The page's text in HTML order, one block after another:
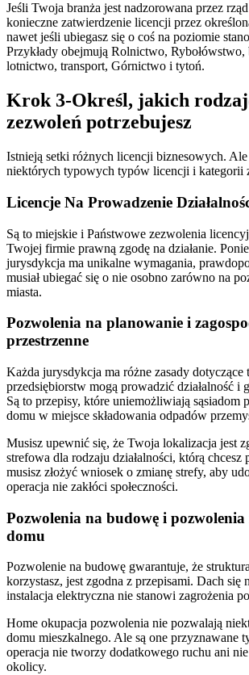
Jeśli Twoja branża jest nadzorowana przez
konieczne zatwierdzenie licencji przez
nawet jeśli ubiegasz się o coś na poziomie
Przykłady obejmują Rolnictwo, Rybołówstwo,
lotnictwo, transport, Górnictwo i tytoń.
Krok 3-Określ, jakich
zezwoleń potrzebujesz
Istnieją setki różnych licencji biznesowych.
niektórych typowych typów licencji i kategorii
Licencje Na Prowadzenie
Są to miejskie i Państwowe zezwolenia
Twojej firmie prawną zgodę na działanie.
jurysdykcja ma unikalne wymagania,
musiał ubiegać się o nie osobno zarówno na
miasta.
Pozwolenia na planowanie i
przestrzenne
Każda jurysdykcja ma różne zasady dotyczące
przedsiębiorstw mogą prowadzić działalność i
Są to przepisy, które uniemożliwiają sąsiadom
domu w miejsce składowania odpadów
Musisz upewnić się, że Twoja lokalizacja jest
strefowa dla rodzaju działalności, którą chcesz
musisz złożyć wniosek o zmianę strefy, aby
operacja nie zakłóci społeczności.
Pozwolenia na budowę i
domu
Pozwolenie na budowę gwarantuje, że
korzystasz, jest zgodna z przepisami. Dach się
instalacja elektryczna nie stanowi zagrożenia
Home okupacja pozwolenia nie pozwalają
domu mieszkalnego. Ale są one przyznawane
operacja nie tworzy dodatkowego ruchu ani
okolicy.